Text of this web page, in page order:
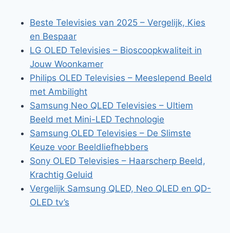
Beste Televisies van 2025 – Vergelijk, Kies
en Bespaar
LG OLED Televisies – Bioscoopkwaliteit in
Jouw Woonkamer
Philips OLED Televisies – Meeslepend Beeld
met Ambilight
Samsung Neo QLED Televisies – Ultiem
Beeld met Mini-LED Technologie
Samsung OLED Televisies – De Slimste
Keuze voor Beeldliefhebbers
Sony OLED Televisies – Haarscherp Beeld,
Krachtig Geluid
Vergelijk Samsung QLED, Neo QLED en QD-
OLED tv’s